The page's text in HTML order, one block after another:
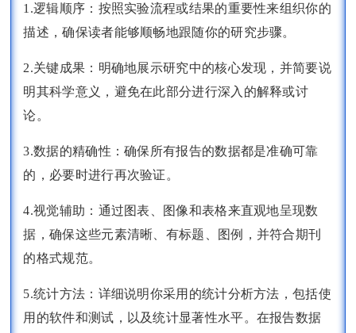
1.逻辑顺序：按照实验流程或结果的重要性来组织你的
描述，确保读者能够顺畅地跟随你的研究步骤。
2.关键成果：明确地展示研究中的核心发现，并简要说
明其科学意义，避免在此部分进行深入的解释或讨
论。
3.数据的精确性：确保所有报告的数据都是准确可靠
的，必要时进行再次验证。
4.视觉辅助：通过图表、图像和表格来直观地呈现数
据，确保这些元素清晰、有标题、图例，并符合期刊
的格式规范。
5.统计方法：详细说明你采用的统计分析方法，包括使
用的软件和测试，以及统计显著性水平。在报告数据